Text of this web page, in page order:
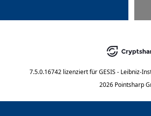
7.5.0.16742 lizenziert für GESIS - Leibniz-
2026 Pointsharp